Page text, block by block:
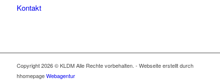
Kontakt
Copyright 2026 © KLDM Alle Rechte vorbehalten. - Webseite erstellt durch
hhomepageWebagentur